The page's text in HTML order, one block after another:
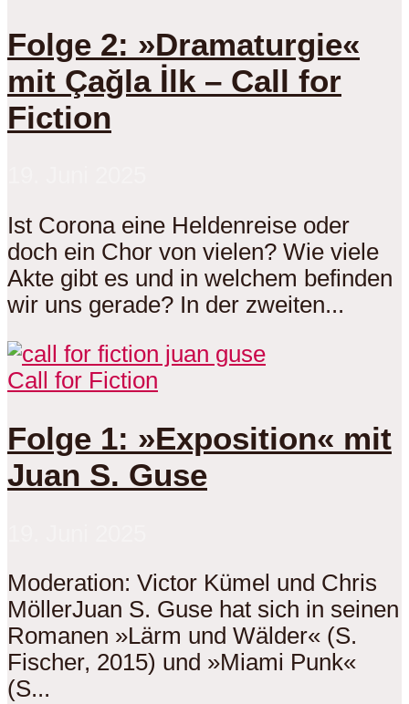
Folge 2: »Dramaturgie«
mit Çağla İlk – Call for
Fiction
Ist Corona eine Heldenreise oder
doch ein Chor von vielen? Wie viele
Akte gibt es und in welchem befinden
wir uns gerade? In der zweiten...
Call for Fiction
Folge 1: »Exposition« mit
Juan S. Guse
Moderation: Victor Kümel und Chris
MöllerJuan S. Guse hat sich in seinen
Romanen »Lärm und Wälder« (S.
Fischer, 2015) und »Miami Punk«
(S...